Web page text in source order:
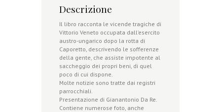
Descrizione
Il libro racconta le vicende tragiche di
Vittorio Veneto occupata dall’esercito
austro-ungarico dopo la rotta di
Caporetto, descrivendo le sofferenze
della gente, che assiste impotente al
saccheggio dei propri beni, di quel
poco di cui dispone.
Molte notizie sono tratte dai registri
parrocchiali.
Presentazione di Gianantonio Da Re.
Contiene numerose foto, anche